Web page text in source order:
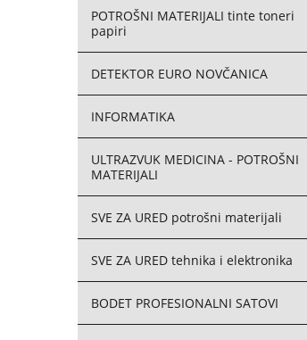
POTROŠNI MATERIJALI tinte toneri
papiri
DETEKTOR EURO NOVČANICA
INFORMATIKA
ULTRAZVUK MEDICINA - POTROŠNI
MATERIJALI
SVE ZA URED potrošni materijali
SVE ZA URED tehnika i elektronika
BODET PROFESIONALNI SATOVI